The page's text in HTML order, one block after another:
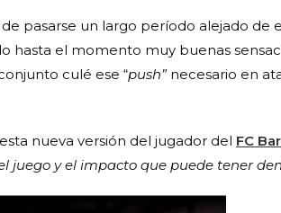
pasarse un largo período alejado de
hasta el momento muy buenas
culé ese “push”necesario en
nueva versión del jugador del FC
juego y el impacto que puede tener